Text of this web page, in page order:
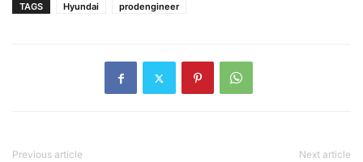
TAGS Hyundai prodengineer
Previous article Next article